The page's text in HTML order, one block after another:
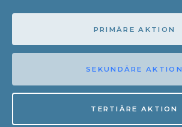
PRIMÄRE AKTION
SEKUNDÄRE AKTION
TERTIÄRE AKTION